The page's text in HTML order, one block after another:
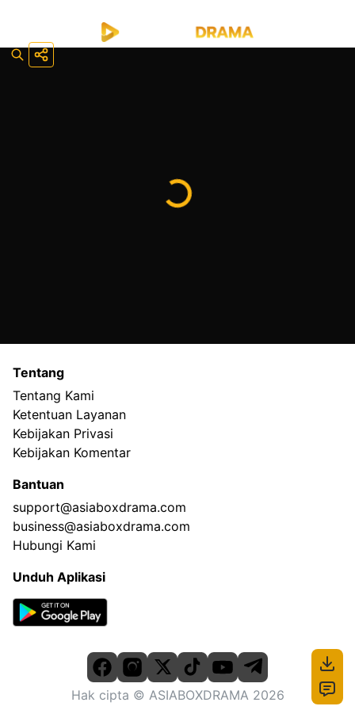
Tentang
Tentang Kami
Ketentuan Layanan
Kebijakan Privasi
Kebijakan Komentar
Bantuan
support@asiaboxdrama.com
business@asiaboxdrama.com
Hubungi Kami
Unduh Aplikasi
Hak cipta © ASIABOXDRAMA 2026